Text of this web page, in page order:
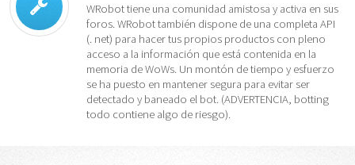
WRobot tiene una comunidad amistosa y activa en sus
foros. WRobot también dispone de una completa API
(. net) para hacer tus propios productos con pleno
acceso a la información que está contenida en la
memoria de WoWs. Un montón de tiempo y esfuerzo
se ha puesto en mantener segura para evitar ser
detectado y baneado el bot. (ADVERTENCIA, botting
todo contiene algo de riesgo).